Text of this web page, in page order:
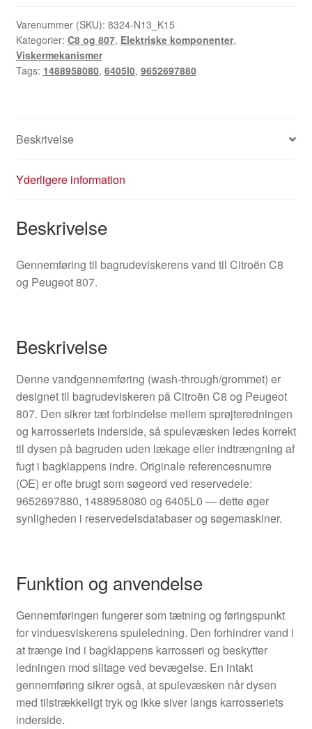
Varenummer (SKU): 8324-N13_K15
Kategorier: C8 og 807, Elektriske komponenter,
Viskermekanismer
Tags: 1488958080, 6405l0, 9652697880
Beskrivelse
Yderligere information
Beskrivelse
Gennemføring til bagrudeviskerens vand til Citroën C8
og Peugeot 807.
Beskrivelse
Denne vandgennemføring (wash-through/grommet) er
designet til bagrudeviskeren på Citroën C8 og Peugeot
807. Den sikrer tæt forbindelse mellem sprøjteredningen
og karrosseriets inderside, så spulevæsken ledes korrekt
til dysen på bagruden uden lækage eller indtrængning af
fugt i bagklappens indre. Originale referencesnumre
(OE) er ofte brugt som søgeord ved reservedele:
9652697880, 1488958080 og 6405L0 — dette øger
synligheden i reservedelsdatabaser og søgemaskiner.
Funktion og anvendelse
Gennemføringen fungerer som tætning og føringspunkt
for vinduesviskerens spuleledning. Den forhindrer vand i
at trænge ind i bagklappens karrosseri og beskytter
ledningen mod slitage ved bevægelse. En intakt
gennemføring sikrer også, at spulevæsken når dysen
med tilstrækkeligt tryk og ikke siver langs karrosseriets
inderside.